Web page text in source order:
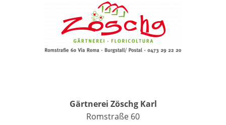
Gärtnerei Zöschg Karl
Romstraße 60